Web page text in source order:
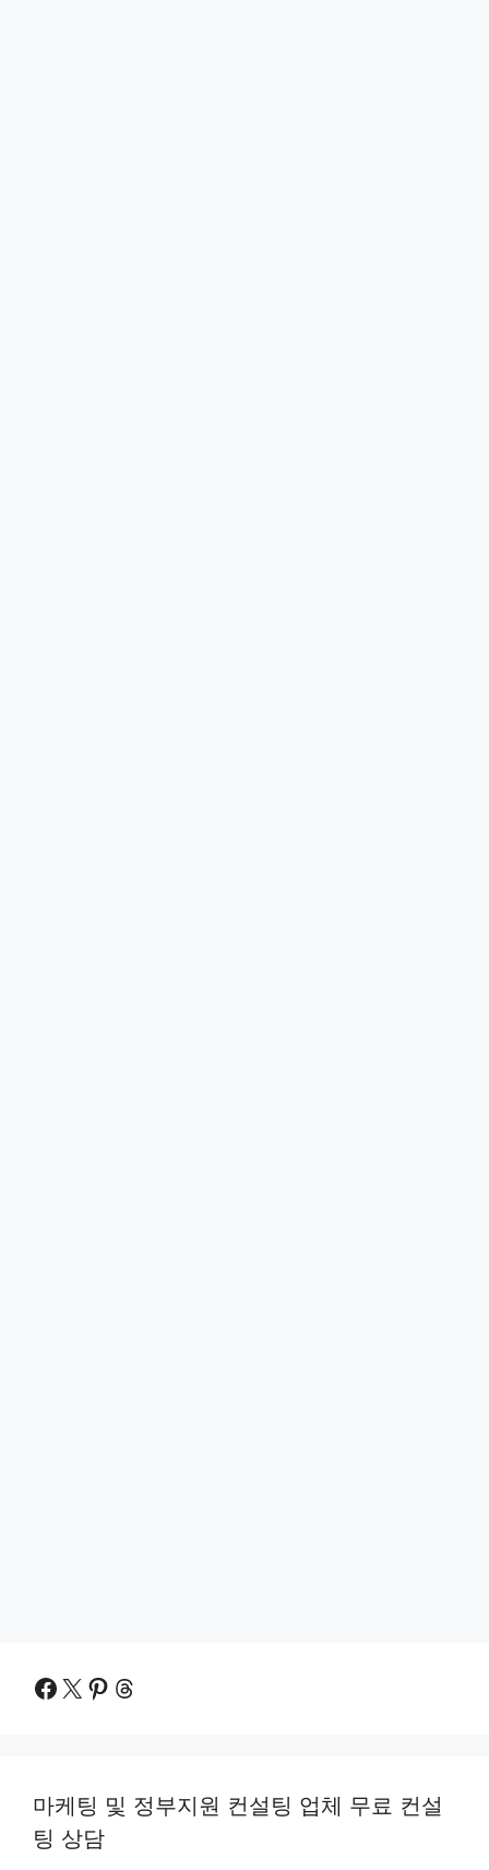
Facebook
X Pinterest
Threads
마케팅 및 정부지원 컨설팅 업체 무료 컨설
팅 상담